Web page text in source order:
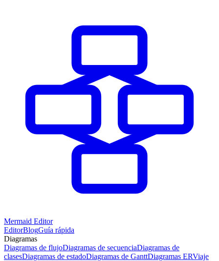
Mermaid Editor
EditorBlogGuía rápida
Diagramas
Diagramas de flujoDiagramas de secuenciaDiagramas de
clasesDiagramas de estadoDiagramas de GanttDiagramas ERViaje